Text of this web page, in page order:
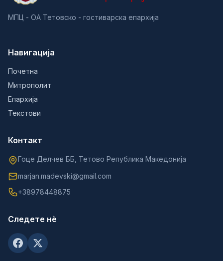
МПЦ - ОА Тетовско - гостиварска епархија
Навигација
Почетна
Митрополит
Епархија
Текстови
Контакт
Гоце Делчев ББ, Тетово Република Македонија
marjan.madevski@gmail.com
+38978448875
Следете нè